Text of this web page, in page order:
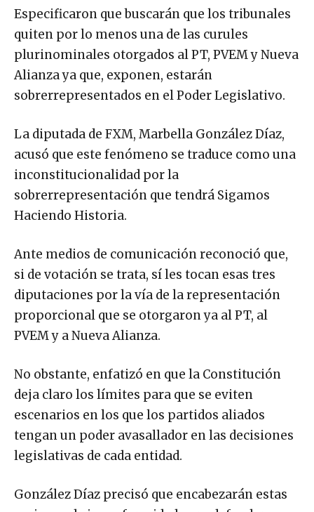
Especificaron que buscarán que los tribunales
quiten por lo menos una de las curules
plurinominales otorgados al PT, PVEM y Nueva
Alianza ya que, exponen, estarán
sobrerrepresentados en el Poder Legislativo.
La diputada de FXM, Marbella González Díaz,
acusó que este fenómeno se traduce como una
inconstitucionalidad por la
sobrerrepresentación que tendrá Sigamos
Haciendo Historia.
Ante medios de comunicación reconoció que,
si de votación se trata, sí les tocan esas tres
diputaciones por la vía de la representación
proporcional que se otorgaron ya al PT, al
PVEM y a Nueva Alianza.
No obstante, enfatizó en que la Constitución
deja claro los límites para que se eviten
escenarios en los que los partidos aliados
tengan un poder avasallador en las decisiones
legislativas de cada entidad.
González Díaz precisó que encabezarán estas